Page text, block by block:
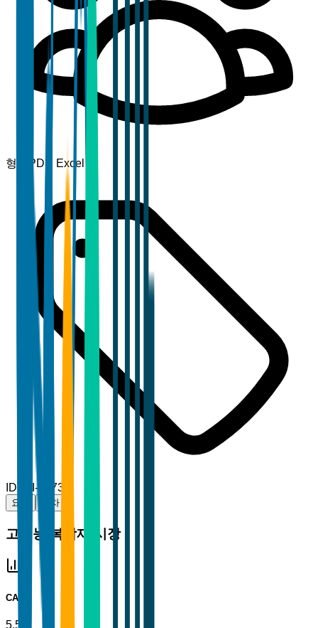
형식 PDF, Excel
IDTBI-83739
요약 목차
고성능 복합재 시장
CAGR
5.5%